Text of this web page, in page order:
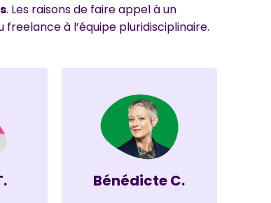
. Les raisons de faire appel à un
à l’équipe pluridisciplinaire.
Bénédicte C.